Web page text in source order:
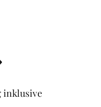
inklusive